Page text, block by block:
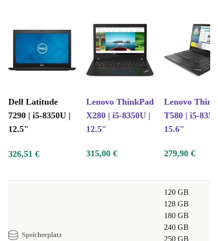
Dell Latitude
7290 | i5-8350U |
12.5"
Lenovo ThinkPad
X280 | i5-8350U |
12.5"
Lenovo
T580 | i5-
15.6"
326,51 € 315,00 € 279,90 €
Speicherplatz
120 GB
128 GB
180 GB
240 GB
250 GB